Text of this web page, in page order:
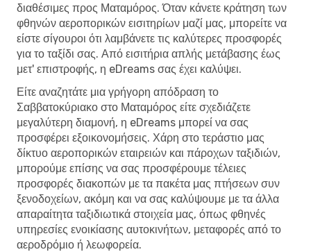
διαθέσιμες προς Ματαμόρος. Όταν κάνετε κράτηση των
φθηνών αεροπορικών εισιτηρίων μαζί μας, μπορείτε να
είστε σίγουροι ότι λαμβάνετε τις καλύτερες προσφορές
για το ταξίδι σας. Από εισιτήρια απλής μετάβασης έως
μετ' επιστροφής, η eDreams σας έχει καλύψει.
Είτε αναζητάτε μια γρήγορη απόδραση το
Σαββατοκύριακο στο Ματαμόρος είτε σχεδιάζετε
μεγαλύτερη διαμονή, η eDreams μπορεί να σας
προσφέρει εξοικονομήσεις. Χάρη στο τεράστιο μας
δίκτυο αεροπορικών εταιρειών και πάροχων ταξιδιών,
μπορούμε επίσης να σας προσφέρουμε τέλειες
προσφορές διακοπών με τα πακέτα μας πτήσεων συν
ξενοδοχείων, ακόμη και να σας καλύψουμε με τα άλλα
απαραίτητα ταξιδιωτικά στοιχεία μας, όπως φθηνές
υπηρεσίες ενοικίασης αυτοκινήτων, μεταφορές από το
αεροδρόμιο ή λεωφορεία.